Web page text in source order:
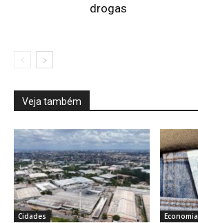
drogas
Veja também
Cidades Economia